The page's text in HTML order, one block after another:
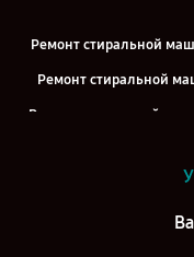
Ремонт стиральной
Ремонт стиральной
Ремонт стиральной
Ремонт стиральной
Ремонт стиральной